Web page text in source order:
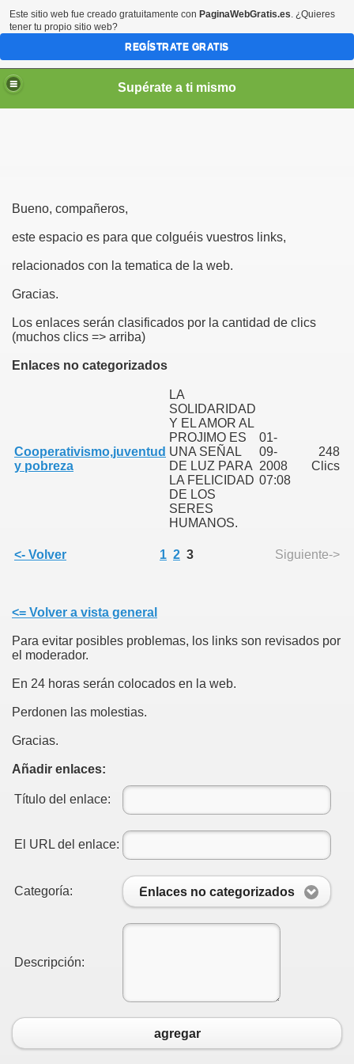
Supérate a ti mismo
Bueno, compañeros,
este espacio es para que colguéis vuestros links,
relacionados con la tematica de la web.
Gracias.
Los enlaces serán clasificados por la cantidad de clics
(muchos clics => arriba)
Enlaces no categorizados
Cooperativismo,juventud
y pobreza
LA
SOLIDARIDAD
Y EL AMOR AL
PROJIMO ES
UNA SEÑAL
DE LUZ PARA
LA FELICIDAD
DE LOS
SERES
HUMANOS.
01-
09-
2008
07:08
248
Clics
<- Volver 1 2 3 Siguiente->
<= Volver a vista general
Para evitar posibles problemas, los links son revisados por
el moderador.
En 24 horas serán colocados en la web.
Perdonen las molestias.
Gracias.
Añadir enlaces:
Título del enlace:
El URL del enlace:
Categoría: Enlaces no categorizados
Descripción:
agregar
Este sitio web fue creado gratuitamente con PaginaWebGratis.es. ¿Quieres
tener tu propio sitio web?
REGÍSTRATE GRATIS